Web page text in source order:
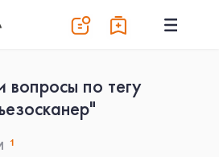
вопросы по тегу
1